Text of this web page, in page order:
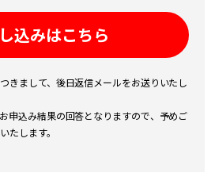
込みはこちら
きまして、後日返信メールをお送りいたし
申込み結果の回答となりますので、予めご
たします。